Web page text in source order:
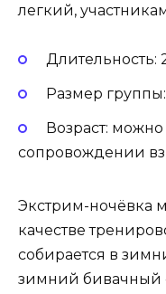
легкий,
Длительность:
Размер
Возраст: можно
сопровождении
Экстрим-ночёвка
качестве
собирается в
зимний бивачный